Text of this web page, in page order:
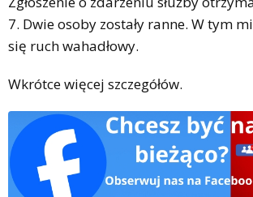
7. Dwie osoby zostały ranne. W tym
się ruch wahadłowy.
Wkrótce więcej szczegółów.